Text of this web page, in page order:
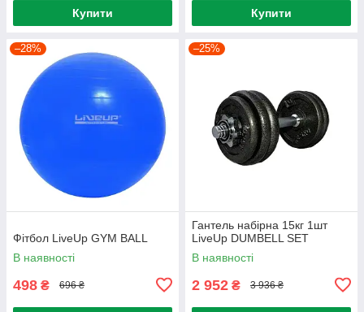
Купити Купити
–28%
Фітбол LiveUp GYM BALL
В наявності
498 ₴ 696 ₴
–25%
Гантель набірна 15кг 1шт
LiveUp DUMBELL SET
В наявності
2 952 ₴ 3 936 ₴